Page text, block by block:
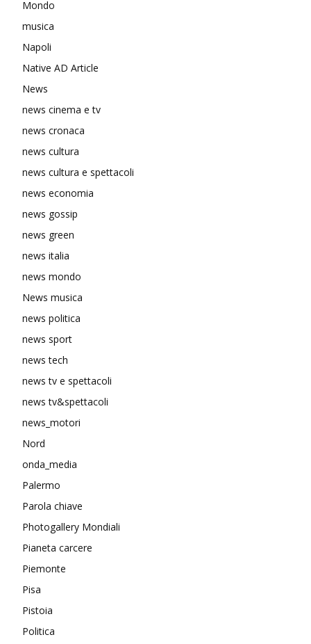
Mondo
musica
Napoli
Native AD Article
News
news cinema e tv
news cronaca
news cultura
news cultura e spettacoli
news economia
news gossip
news green
news italia
news mondo
News musica
news politica
news sport
news tech
news tv e spettacoli
news tv&spettacoli
news_motori
Nord
onda_media
Palermo
Parola chiave
Photogallery Mondiali
Pianeta carcere
Piemonte
Pisa
Pistoia
Politica